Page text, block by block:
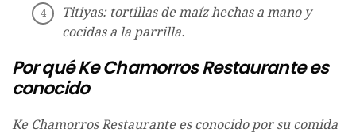
Titiyas: tortillas de maíz hechas a mano y
cocidas a la parrilla.
Por qué Ke Chamorros Restaurante es
conocido
Ke Chamorros Restaurante es conocido por su comida